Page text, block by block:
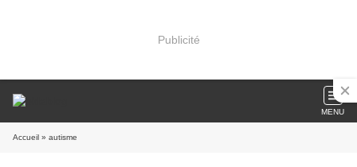
Publicité
MENU
Accueil » autisme